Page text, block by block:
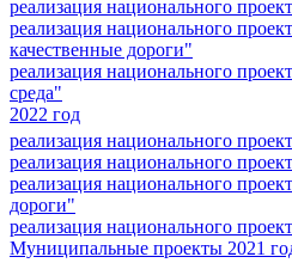
реализация национального
реализация национального
качественные дороги"
реализация национального
среда"
2022 год
реализация национального
реализация национального
реализация национального
дороги"
реализация национального
Муниципальные проекты 2021